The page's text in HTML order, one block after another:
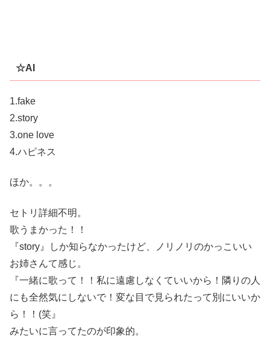
☆AI
1.fake
2.story
3.one love
4.ハピネス
ほか。。。
セトリ詳細不明。
歌うまかった！！
『story』しか知らなかったけど、ノリノリのかっこいい
お姉さんて感じ。
『一緒に歌って！！私に遠慮しなくていいから！隣りの人
にも全然気にしないで！変な目で見られたって別にいいか
ら！！(笑』
みたいに言ってたのが印象的。